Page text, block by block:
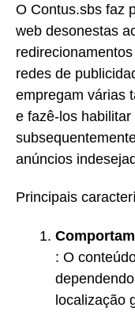
O Contus.sbs faz
web desonestas
redes de
empregam várias
e fazê-los
anúncios
Principais
: O
localização